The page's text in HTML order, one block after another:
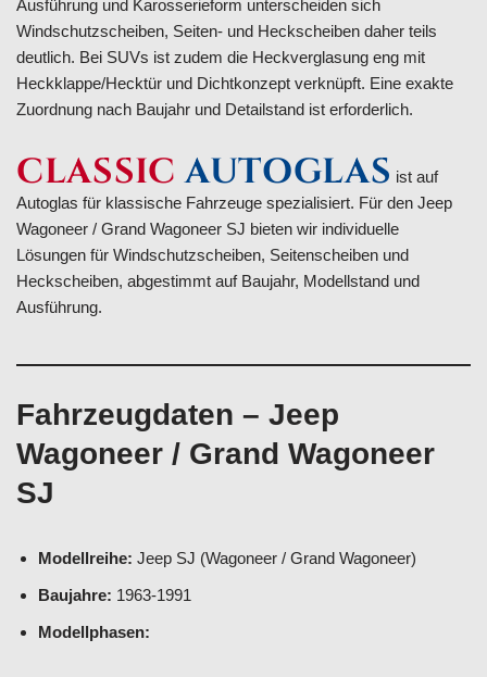
Ausführung und Karosserieform unterscheiden sich
Windschutzscheiben, Seiten- und Heckscheiben daher teils
deutlich. Bei SUVs ist zudem die Heckverglasung eng mit
Heckklappe/Hecktür und Dichtkonzept verknüpft. Eine exakte
Zuordnung nach Baujahr und Detailstand ist erforderlich.
CLASSIC AUTOGLAS ist auf
Autoglas für klassische Fahrzeuge spezialisiert. Für den Jeep
Wagoneer / Grand Wagoneer SJ bieten wir individuelle
Lösungen für Windschutzscheiben, Seitenscheiben und
Heckscheiben, abgestimmt auf Baujahr, Modellstand und
Ausführung.
Fahrzeugdaten – Jeep
Wagoneer / Grand Wagoneer
SJ
Modellreihe: Jeep SJ (Wagoneer / Grand Wagoneer)
Baujahre: 1963-1991
Modellphasen: